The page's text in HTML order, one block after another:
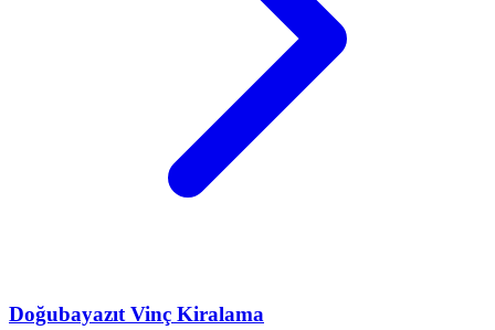
Doğubayazıt Vinç Kiralama